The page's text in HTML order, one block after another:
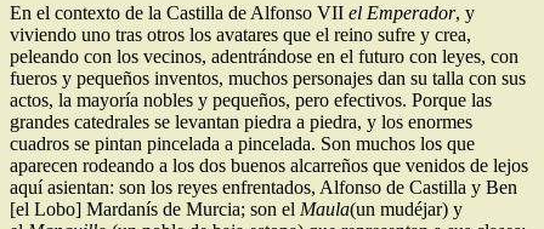
En el contexto de la Castilla de Alfonso VII el Emperador, y
viviendo uno tras otros los avatares que el reino sufre y crea,
peleando con los vecinos, adentrándose en el futuro con leyes, con
fueros y pequeños inventos, muchos personajes dan su talla con sus
actos, la mayoría nobles y pequeños, pero efectivos. Porque las
grandes catedrales se levantan piedra a piedra, y los enormes
cuadros se pintan pincelada a pincelada. Son muchos los que
aparecen rodeando a los dos buenos alcarreños que venidos de lejos
aquí asientan: son los reyes enfrentados, Alfonso de Castilla y Ben
[el Lobo] Mardanís de Murcia; son el Maula(un mudéjar) y